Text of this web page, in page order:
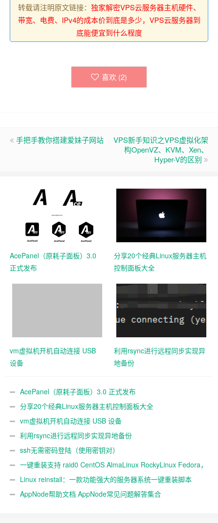
转载请注明原文链接： 独家解密VPS云服务器主机硬件、
带宽、电费、IPv4的成本价到底是多少，VPS云服务器到
底能便宜到什么程度
喜欢 (2)
手把手教你搭建爱妹子网站
VPS新手知识之VPS虚拟化架
构OpenVZ、KVM、Xen、
Hyper-V的区别
AcePanel（原耗子面板）3.0
正式发布
分享20个经典Linux服务器主机
控制面板大全
vm虚拟机开机自动连接 USB
设备
利用rsync进行远程同步实现异
地备份
AcePanel（原耗子面板）3.0 正式发布
分享20个经典Linux服务器主机控制面板大全
vm虚拟机开机自动连接 USB 设备
利用rsync进行远程同步实现异地备份
ssh无需密码登陆（使用密钥对）
一键重装支持 raid0 CentOS AlmaLinux RockyLinux Fedora，
不同系统互装
Linux reinstall：一款功能强大的服务器系统一键重装脚本
AppNode帮助文档 AppNode常见问题解答集合